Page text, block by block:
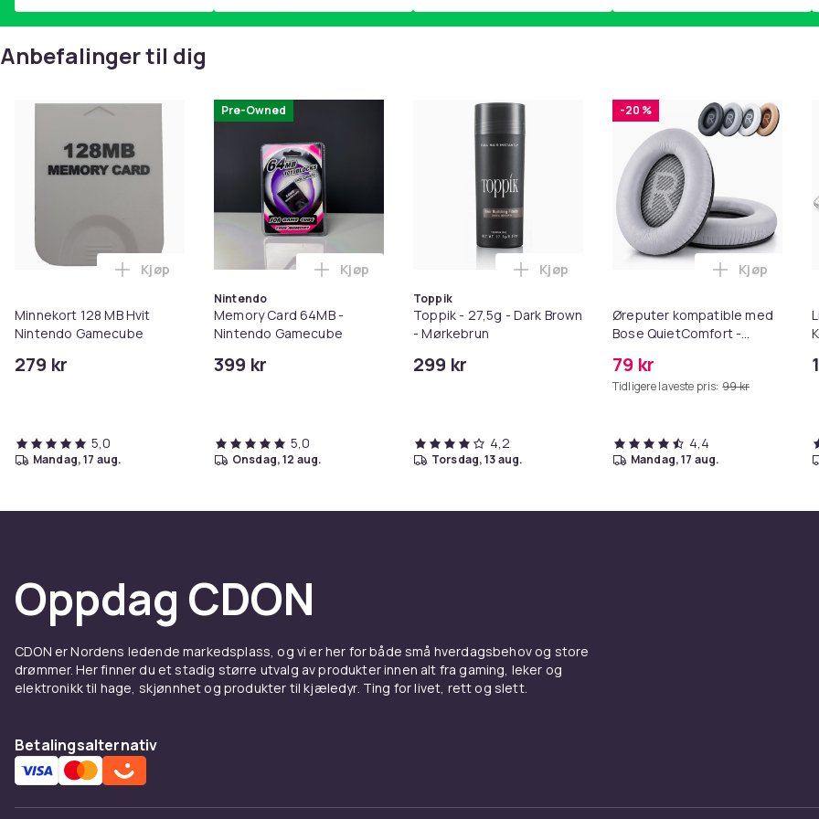
Anbefalinger til dig
Minnekort 128 MB Hvit
Nintendo Gamecube
279 kr
Legg Minnekort 128 MB Hvit Nintendo Gamecube i handlekurven
Kjøp
5,0
mandag, 17 aug.
Pre-Owned
Nintendo
Memory Card 64MB -
Nintendo Gamecube
399 kr
Legg Memory Card 64MB - Nintendo Gamecube i handlekurven
Kjøp
5,0
onsdag, 12 aug.
Toppik
Toppik - 27,5g - Dark Brown
- Mørkebrun
299 kr
Legg Toppik - 27,5g - Dark Brown -
Kjøp
4,2
torsdag, 13 aug.
-20 %
Øreputer kompatible med
Bose QuietComfort -
Grå
79 kr
Tidligere laveste pris: 99 kr
Legg
Kjøp
4,4
mandag, 17 aug.
Oppdag CDON
CDON er Nordens ledende markedsplass, og vi er her for både små hverdagsbehov og store
drømmer. Her finner du et stadig større utvalg av produkter innen alt fra gaming, leker og
elektronikk til hage, skjønnhet og produkter til kjæledyr. Ting for livet, rett og slett.
Betalingsalternativ